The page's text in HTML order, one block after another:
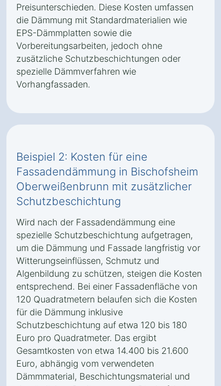
Preisunterschieden. Diese Kosten umfassen
die Dämmung mit Standardmaterialien wie
EPS-Dämmplatten sowie die
Vorbereitungsarbeiten, jedoch ohne
zusätzliche Schutzbeschichtungen oder
spezielle Dämmverfahren wie
Vorhangfassaden.
Beispiel 2: Kosten für eine
Fassadendämmung in Bischofsheim
Oberweißenbrunn mit zusätzlicher
Schutzbeschichtung
Wird nach der Fassadendämmung eine
spezielle Schutzbeschichtung aufgetragen,
um die Dämmung und Fassade langfristig vor
Witterungseinflüssen, Schmutz und
Algenbildung zu schützen, steigen die Kosten
entsprechend. Bei einer Fassadenfläche von
120 Quadratmetern belaufen sich die Kosten
für die Dämmung inklusive
Schutzbeschichtung auf etwa 120 bis 180
Euro pro Quadratmeter. Das ergibt
Gesamtkosten von etwa 14.400 bis 21.600
Euro, abhängig vom verwendeten
Dämmmaterial, Beschichtungsmaterial und